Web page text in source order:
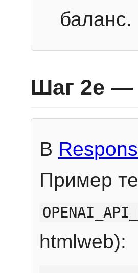
баланс.
Шаг 2e —
В
Пример
htmlweb):